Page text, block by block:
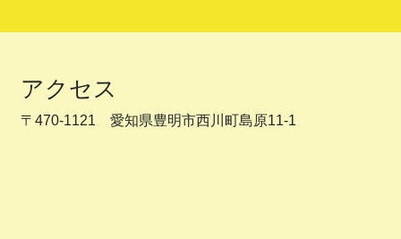
アクセス
〒470-1121 愛知県豊明市西川町島原11-1